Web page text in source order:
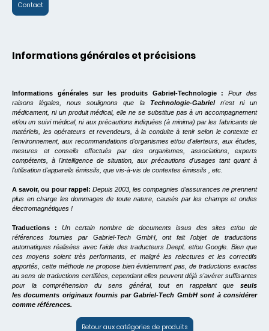
Contact
Informations générales et précisions
Informations générales sur les produits Gabriel-Technologie : Pour des
raisons légales, nous soulignons que la
Technologie-Gabrieln'est ni un
médicament, ni un produit médical, elle ne se substitue pas à un accompagnement
et/ou un suivi médical, ni aux précautions indiquées (à minima) par les fabricants de
matériels, les opérateurs et revendeurs, à la conduite à tenir selon le contexte et
l'environnement, aux recommandations d'organismes et/ou d'alerteurs, aux études,
mesures et conseils effectués par des organismes, associations, experts
compétents, à l'intelligence de situation, aux précautions d'usages tant quant à
l'utilisation d'appareils émissifs, que vis-à-vis de contextes émissifs , etc.
A savoir, ou pour rappel: Depuis 2003, les compagnies d’assurances ne prennent
plus en charge les dommages de toute nature, causés par les champs et ondes
électromagnétiques !
Traductions :
Un certain nombre de documents issus des sites et/ou de
références fournies par Gabriel-Tech GmbH, ont fait l'objet de traductions
automatiques réalisées avec l'aide des traducteurs DeepL et/ou Google. Bien que
ces moyens soient très performants, et malgré les relectures et les correctifs
apportés, cette méthode ne propose bien évidemment pas, de traductions exactes
au sens de traductions certifiées, cependant elles peuvent déjà s'avérer suffisantes
pour la compréhension du sens général, tout en rappelant que seuls
les documents originaux fournis par Gabriel-Tech GmbH sont à considérer
comme références.
Retour aux catégories de produits